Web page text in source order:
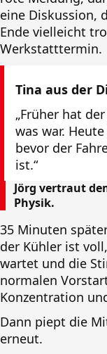
eine Diskussion,
Ende vielleicht
Werkstatttermin.
Tina aus der
„Früher hat
was war.
bevor der
ist.“
Jörg vertraut
Physik.
35 Minuten
der Kühler ist
wartet und die
normalen
Konzentration
Dann piept die
erneut.